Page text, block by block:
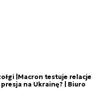
|Macron testuje relacje
na Ukrainę? | Biuro